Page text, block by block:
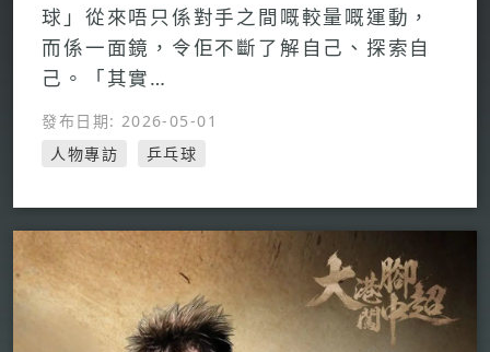
球」從來唔只係對手之間嘅較量嘅運動，
而係一面鏡，令佢不斷了解自己、探索自
己。「其實…
發布日期: 2026-05-01
人物專訪
乒乓球